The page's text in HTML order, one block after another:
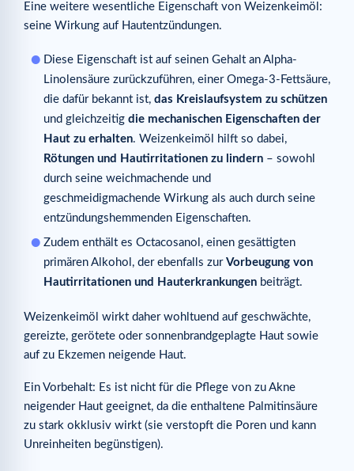
Eine weitere wesentliche Eigenschaft von Weizenkeimöl:
seine Wirkung auf Hautentzündungen.
Diese Eigenschaft ist auf seinen Gehalt an Alpha-
Linolensäure zurückzuführen, einer Omega-3-Fettsäure,
die dafür bekannt ist, das Kreislaufsystem zu schützen
und gleichzeitig die mechanischen Eigenschaften der
Haut zu erhalten. Weizenkeimöl hilft so dabei,
Rötungen und Hautirritationen zu lindern – sowohl
durch seine weichmachende und
geschmeidigmachende Wirkung als auch durch seine
entzündungshemmenden Eigenschaften.
Zudem enthält es Octacosanol, einen gesättigten
primären Alkohol, der ebenfalls zur Vorbeugung von
Hautirritationen und Hauterkrankungen beiträgt.
Weizenkeimöl wirkt daher wohltuend auf geschwächte,
gereizte, gerötete oder sonnenbrandgeplagte Haut sowie
auf zu Ekzemen neigende Haut.
Ein Vorbehalt: Es ist nicht für die Pflege von zu Akne
neigender Haut geeignet, da die enthaltene Palmitinsäure
zu stark okklusiv wirkt (sie verstopft die Poren und kann
Unreinheiten begünstigen).